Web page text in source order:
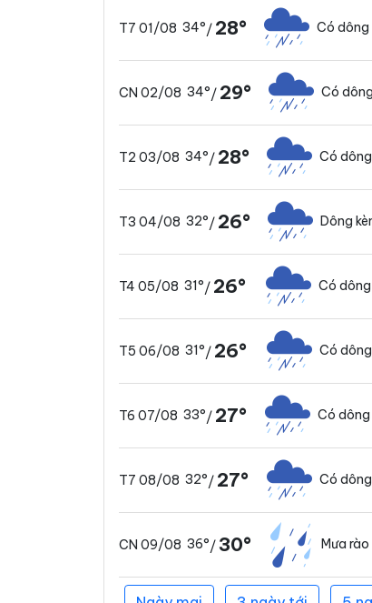
T7 01/08 34°/ 28° Có dông
CN 02/08 34°/ 29° Có dông
T2 03/08 34°/ 28° Có dông
T3 04/08 32°/ 26° Dông
T4 05/08 31°/ 26° Có dông
T5 06/08 31°/ 26° Có dông
T6 07/08 33°/ 27° Có dông
T7 08/08 32°/ 27° Có dông
CN 09/08 36°/30° Mưa